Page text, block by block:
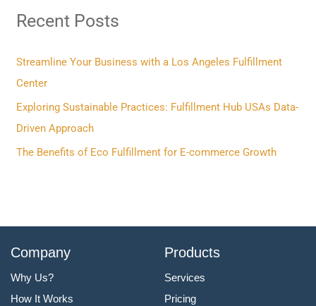
c
f
o
r
:
Recent Posts
Streamline Your Business with a Los Angeles Fulfillment
Center
Exploring Sustainable Practices: Fulfillment Hub USAs Data-
Driven Approach
The Benefits of Eco Fulfillment for E-commerce Growth
Company
Why Us?
How It Works
Products
Services
Pricing